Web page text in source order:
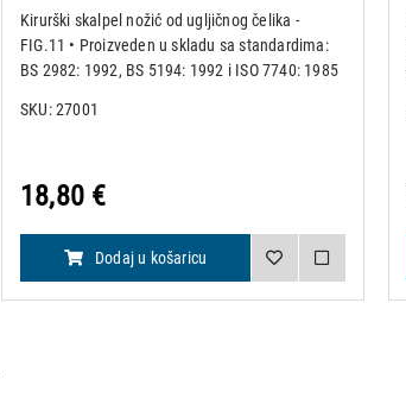
Kirurški skalpel nožić od ugljičnog čelika -
FIG.11 • Proizveden u skladu sa standardima:
BS 2982: 1992, BS 5194: 1992 i ISO 7740: 1985
Nožići su obilježeni i pojedinačno upakirani u
SKU: 27001
18,80 €
Dodaj u košaricu